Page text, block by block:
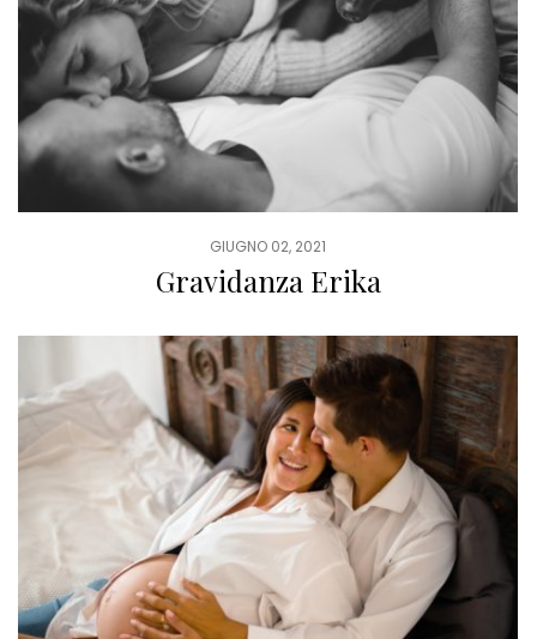
GIUGNO 02, 2021
Gravidanza Erika